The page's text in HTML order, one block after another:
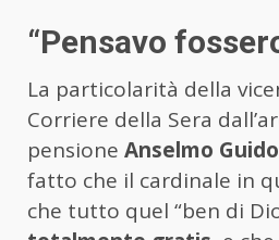
“Pensavo
La particolarità della
Corriere della Sera
pensione Anselmo
fatto che il cardinale in
che tutto quel “ben di